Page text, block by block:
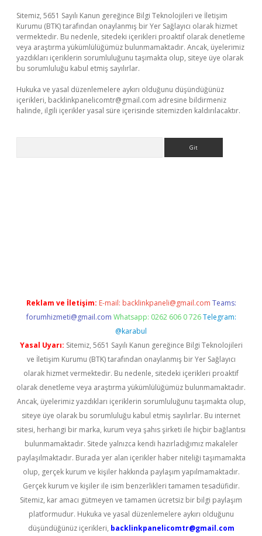
Sitemiz, 5651 Sayılı Kanun gereğince Bilgi Teknolojileri ve İletişim
Kurumu (BTK) tarafından onaylanmış bir Yer Sağlayıcı olarak hizmet
vermektedir. Bu nedenle, sitedeki içerikleri proaktif olarak denetleme
veya araştırma yükümlülüğümüz bulunmamaktadır. Ancak, üyelerimiz
yazdıkları içeriklerin sorumluluğunu taşımakta olup, siteye üye olarak
bu sorumluluğu kabul etmiş sayılırlar.
Hukuka ve yasal düzenlemelere aykırı olduğunu düşündüğünüz
içerikleri, backlinkpanelicomtr@gmail.com adresine bildirmeniz
halinde, ilgili içerikler yasal süre içerisinde sitemizden kaldırılacaktır.
Reklam ve İletişim: E-mail: backlinkpaneli@gmail.com Teams:
forumhizmeti@gmail.com Whatsapp: 0262 606 0 726 Telegram:
@karabul
Yasal Uyarı: Sitemiz, 5651 Sayılı Kanun gereğince Bilgi Teknolojileri
ve İletişim Kurumu (BTK) tarafından onaylanmış bir Yer Sağlayıcı
olarak hizmet vermektedir. Bu nedenle, sitedeki içerikleri proaktif
olarak denetleme veya araştırma yükümlülüğümüz bulunmamaktadır.
Ancak, üyelerimiz yazdıkları içeriklerin sorumluluğunu taşımakta olup,
siteye üye olarak bu sorumluluğu kabul etmiş sayılırlar. Bu internet
sitesi, herhangi bir marka, kurum veya şahıs şirketi ile hiçbir bağlantısı
bulunmamaktadır. Sitede yalnızca kendi hazırladığımız makaleler
paylaşılmaktadır. Burada yer alan içerikler haber niteliği taşımamakta
olup, gerçek kurum ve kişiler hakkında paylaşım yapılmamaktadır.
Gerçek kurum ve kişiler ile isim benzerlikleri tamamen tesadüfidir.
Sitemiz, kar amacı gütmeyen ve tamamen ücretsiz bir bilgi paylaşım
platformudur. Hukuka ve yasal düzenlemelere aykırı olduğunu
düşündüğünüz içerikleri, backlinkpanelicomtr@gmail.com